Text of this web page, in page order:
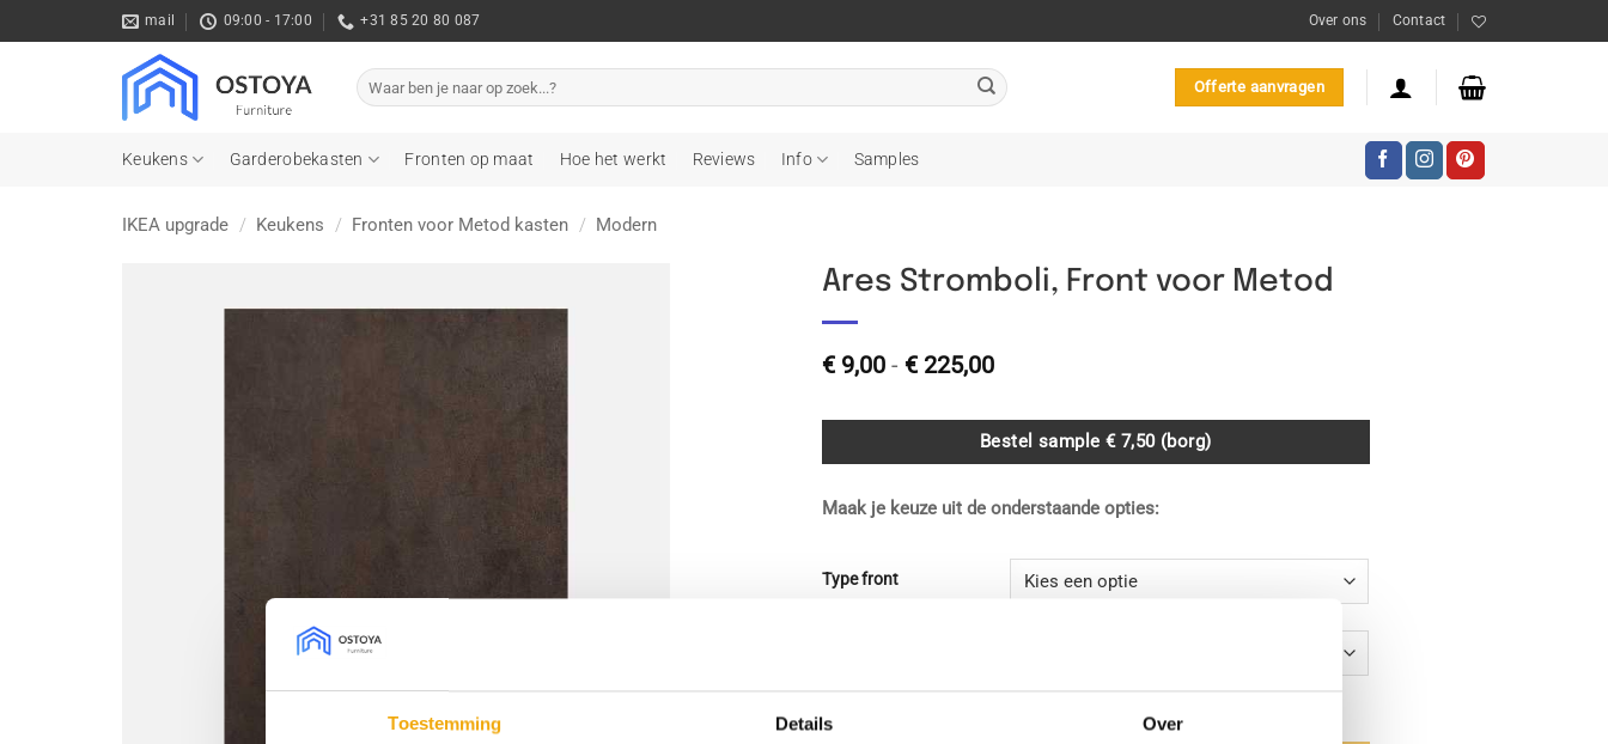
Toestemming Details Over
naar
mail 09:00 - 17:00 +31 85 20 80 087 Over ons Contact
Zoeken
naar:
Offerte aanvragen
Keukens Garderobekasten Fronten op maat Hoe het werkt Reviews Info Samples
IKEA upgrade / Keukens / Fronten voor Metod kasten / Modern
Ares Stromboli, Front voor Metod
€ 9,00 - € 225,00Prijsklasse:
€ 225,00
Bestel sample € 7,50 (borg)
Maak je keuze uit de onderstaande opties:
Type front